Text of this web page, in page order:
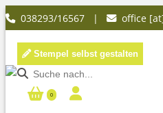
038293/16567 | office
Stempel selbst gestalten
0